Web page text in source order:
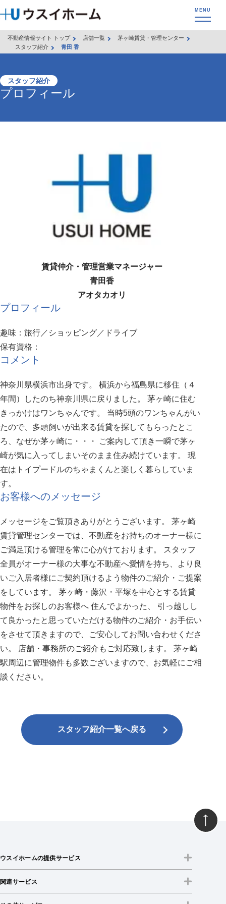
不動産情報サイト トップ 店舗一覧
茅ヶ崎賃貸・管理センター
スタッフ紹介
青田 香
スタッフ紹介
プロフィール
賃貸仲介・管理営業マネージャー
青田香
アオタカオリ
プロフィール
趣味：旅行／ショッピング／ドライブ
保有資格：
コメント
神奈川県横浜市出身です。 横浜から福島県に移住（４
年間）したのち神奈川県に戻りました。 茅ヶ崎に住む
きっかけはワンちゃんです。 当時5頭のワンちゃんがい
たので、多頭飼いが出来る賃貸を探してもらったとこ
ろ、なぜか茅ヶ崎に・・・ ご案内して頂き一瞬で茅ヶ
崎が気に入ってしまいそのまま住み続けています。 現
在はトイプードルのちゃまくんと楽しく暮らしていま
す。
お客様へのメッセージ
メッセージをご覧頂きありがとうございます。 茅ヶ崎
賃貸管理センターでは、不動産をお持ちのオーナー様に
ご満足頂ける管理を常に心がけております。 スタッフ
全員がオーナー様の大事な不動産へ愛情を持ち、より良
いご入居者様にご契約頂けるよう物件のご紹介・ご提案
をしています。 茅ヶ崎・藤沢・平塚を中心とする賃貸
物件をお探しのお客様へ 住んでよかった、 引っ越しし
て良かったと思っていただける物件のご紹介・お手伝い
をさせて頂きますので、ご安心してお問い合わせくださ
い。 店舗・事務所のご紹介もご対応致します。 茅ヶ崎
駅周辺に管理物件も多数ございますので、お気軽にご相
談ください。
スタッフ紹介一覧へ戻る
ウスイホームの提供サービス
関連サービス